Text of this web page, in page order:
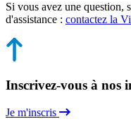
Si vous avez une question,
d'assistance : contactez la
Inscrivez-vous à nos
Je m'inscris